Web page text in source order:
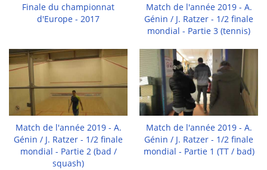
Finale du championnat
d'Europe - 2017
Match de l'année 2019 - A.
Génin / J. Ratzer - 1/2 finale
mondial - Partie 3 (tennis)
Match de l'année 2019 - A.
Génin / J. Ratzer - 1/2 finale
mondial - Partie 2 (bad /
squash)
Match de l'année 2019 - A.
Génin / J. Ratzer - 1/2 finale
mondial - Partie 1 (TT / bad)